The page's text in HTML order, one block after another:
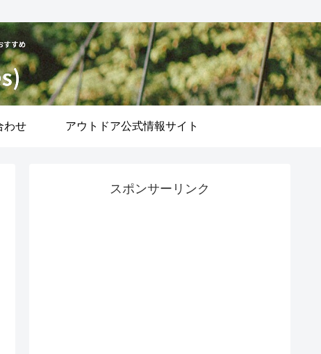
わせ アウトドア公式情報サイト
スポンサーリンク